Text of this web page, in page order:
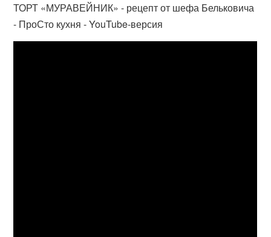
ТОРТ «МУРАВЕЙНИК» - рецепт от шефа Бельковича
- ПроСто кухня - YouTube-версия